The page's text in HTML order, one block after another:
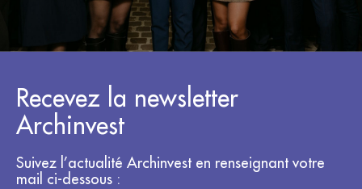
Recevez la newsletter
Archinvest
Suivez l’actualité Archinvest en renseignant votre
mail ci-dessous :